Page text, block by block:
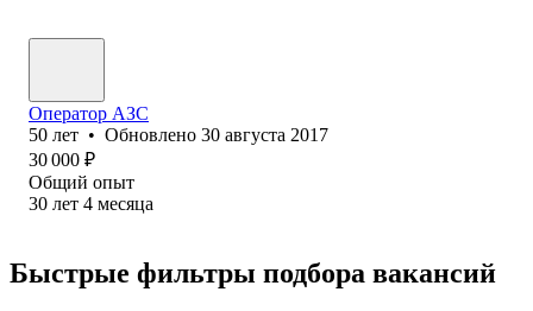
Операт⁢ор АЗС
50 лет • Обновлено 30 августа 2017
30 000 ₽
Общий опыт
30 лет 4 месяца
Быстрые фильтры подбора вакансий